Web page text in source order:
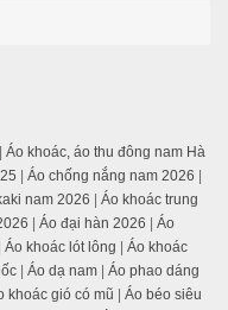
Áo khoác, áo thu đông nam Hà
Áo chống nắng nam 2026
nam 2026
Áo khoác trung
Áo đại hàn 2026
Áo
Áo khoác lót lông
Áo khoác
Áo dạ nam
Áo phao dáng
khoác gió có mũ Áo béo siêu